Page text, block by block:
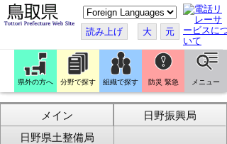
こ
の
ペ
ー
ジ
翻
訳
す
る
読み上げ 大 元
県外の方へ 分野で探す 組織で探す 防災 緊急 メニュー
メイン
日野振興局
日野県土整備局